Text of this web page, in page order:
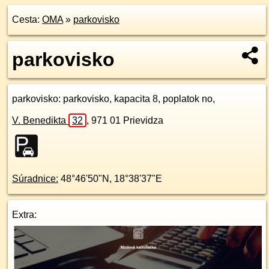
Cesta: OMA» parkovisko
parkovisko
parkovisko: parkovisko, kapacita 8, poplatok no,
V. Benedikta 32 , 971 01 Prievidza
Súradnice: 48°46'50"N , 18°38'37"E
Extra: